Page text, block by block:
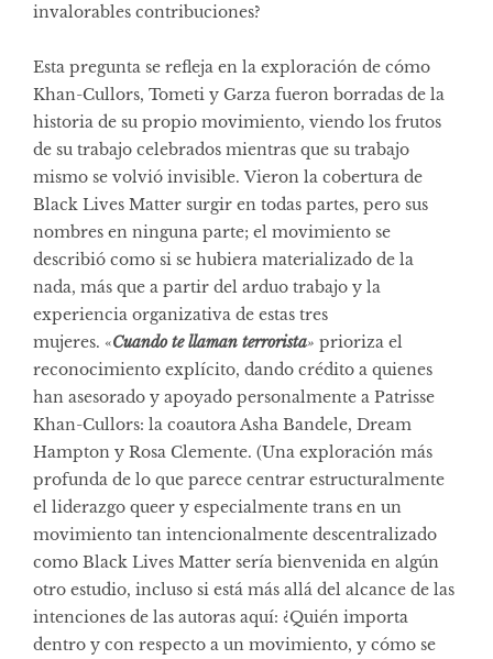
invalorables contribuciones?
Esta pregunta se refleja en la exploración de cómo
Khan-Cullors, Tometi y Garza fueron borradas de la
historia de su propio movimiento, viendo los frutos
de su trabajo celebrados mientras que su trabajo
mismo se volvió invisible. Vieron la cobertura de
Black Lives Matter surgir en todas partes, pero sus
nombres en ninguna parte; el movimiento se
describió como si se hubiera materializado de la
nada, más que a partir del arduo trabajo y la
experiencia organizativa de estas tres
mujeres. «Cuando te llaman terrorista» prioriza el
reconocimiento explícito, dando crédito a quienes
han asesorado y apoyado personalmente a Patrisse
Khan-Cullors: la coautora Asha Bandele, Dream
Hampton y Rosa Clemente. (Una exploración más
profunda de lo que parece centrar estructuralmente
el liderazgo queer y especialmente trans en un
movimiento tan intencionalmente descentralizado
como Black Lives Matter sería bienvenida en algún
otro estudio, incluso si está más allá del alcance de las
intenciones de las autoras aquí: ¿Quién importa
dentro y con respecto a un movimiento, y cómo se